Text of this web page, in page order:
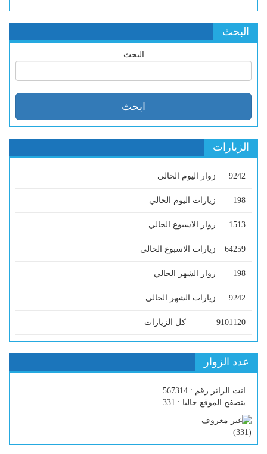
البحث
البحث
الزيارات
9242 زوار اليوم الحالي
198 زيارات اليوم الحالي
1513 زوار الاسبوع الحالي
64259 زيارات الاسبوع الحالي
198 زوار الشهر الحالي
9242 زيارات الشهر الحالي
9101120 كل الزيارات
عدد الزوار
انت الزائر رقم : 567314
يتصفح الموقع حاليا : 331
(
331
)